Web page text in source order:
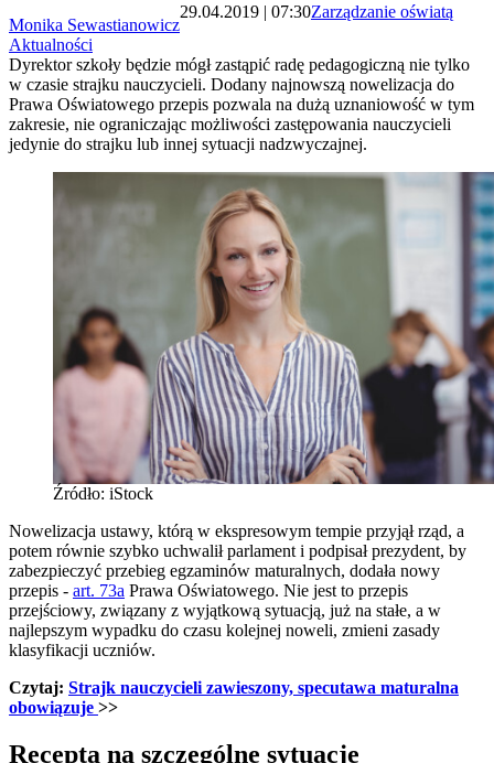
Monika Sewastianowicz
29.04.2019 | 07:30Zarządzanie oświatą
Aktualności
Dyrektor szkoły będzie mógł zastąpić radę pedagogiczną nie tylko
w czasie strajku nauczycieli. Dodany najnowszą nowelizacja do
Prawa Oświatowego przepis pozwala na dużą uznaniowość w tym
zakresie, nie ograniczając możliwości zastępowania nauczycieli
jedynie do strajku lub innej sytuacji nadzwyczajnej.
Źródło: iStock
Nowelizacja ustawy, którą w ekspresowym tempie przyjął rząd, a
potem równie szybko uchwalił parlament i podpisał prezydent, by
zabezpieczyć przebieg egzaminów maturalnych, dodała nowy
przepis - art. 73a Prawa Oświatowego. Nie jest to przepis
przejściowy, związany z wyjątkową sytuacją, już na stałe, a w
najlepszym wypadku do czasu kolejnej noweli, zmieni zasady
klasyfikacji uczniów.
Czytaj: Strajk nauczycieli zawieszony, specutawa maturalna
obowiązuje >>
Recepta na szczególne sytuacje